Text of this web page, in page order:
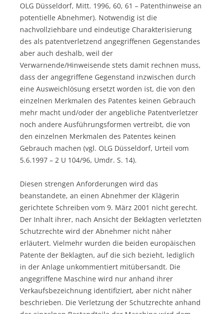
OLG Düsseldorf, Mitt. 1996, 60, 61 – Patenthinweise an
potentielle Abnehmer). Notwendig ist die
nachvollziehbare und eindeutige Charakterisierung
des als patentverletzend angegriffenen Gegenstandes
aber auch deshalb, weil der
Verwarnende/Hinweisende stets damit rechnen muss,
dass der angegriffene Gegenstand inzwischen durch
eine Ausweichlösung ersetzt worden ist, die von den
einzelnen Merkmalen des Patentes keinen Gebrauch
mehr macht und/oder der angebliche Patentverletzer
noch andere Ausführungsformen vertreibt, die von
den einzelnen Merkmalen des Patentes keinen
Gebrauch machen (vgl. OLG Düsseldorf, Urteil vom
5.6.1997 – 2 U 104/96, Umdr. S. 14).
Diesen strengen Anforderungen wird das
beanstandete, an einen Abnehmer der Klägerin
gerichtete Schreiben vom 9. März 2001 nicht gerecht.
Der Inhalt ihrer, nach Ansicht der Beklagten verletzten
Schutzrechte wird der Abnehmer nicht näher
erläutert. Vielmehr wurden die beiden europäischen
Patente der Beklagten, auf die sich bezieht, lediglich
in der Anlage unkommentiert mitübersandt. Die
angegriffene Maschine wird nur anhand ihrer
Verkaufsbezeichnung identifiziert, aber nicht näher
beschrieben. Die Verletzung der Schutzrechte anhand